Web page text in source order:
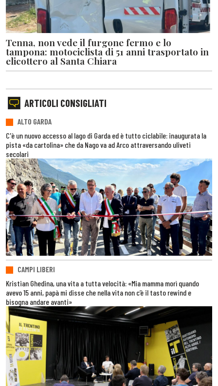
Tenna, non vede il furgone fermo e lo
tampona: motociclista di 51 anni trasportato in
elicottero al Santa Chiara
ARTICOLI CONSIGLIATI
ALTO GARDA
C'è un nuovo accesso al lago di Garda ed è tutto ciclabile: inaugurata la
pista «da cartolina» che da Nago va ad Arco attraversando uliveti
secolari
CAMPI LIBERI
Kristian Ghedina, una vita a tutta velocità: «Mia mamma morì quando
avevo 15 anni, papà mi disse che nella vita non c’è il tasto rewind e
bisogna andare avanti»